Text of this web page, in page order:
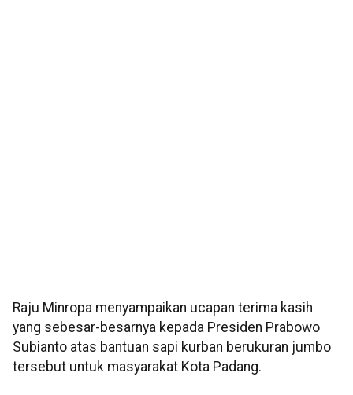
Raju Minropa menyampaikan ucapan terima kasih
yang sebesar-besarnya kepada Presiden Prabowo
Subianto atas bantuan sapi kurban berukuran jumbo
tersebut untuk masyarakat Kota Padang.